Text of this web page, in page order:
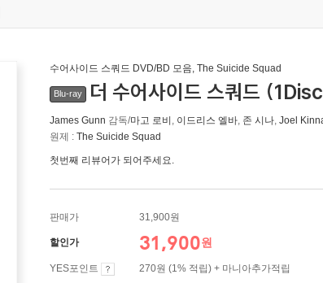
수어사이드 스쿼드 DVD/BD 모음, The Suicide Squad
Blu-ray 더 수어사이드 스쿼드
James Gunn 감독/마고 로비 , 이드리스 엘바, 존 시나, Joel
원제 : The Suicide Squad
첫번째 리뷰어가 되어주세요.
판매가 31,900원
할인가 31,900원
YES포인트
270원 (1% 적립) + 마니아추가적립